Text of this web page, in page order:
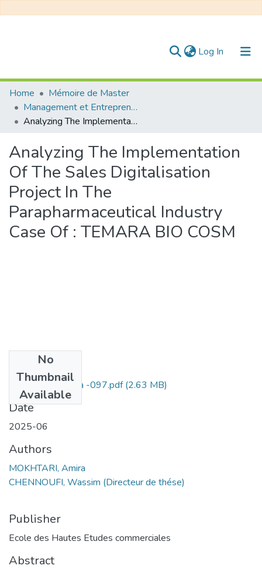
Log In (current)
Communities & Collections
All of DSpace
Home
Mémoire de Master
Management et Entrepreneuriat
Analyzing The Implementation Of The Sales Digitalisation Project In The Parapharmaceutical Industry Case Of : TEMARA BIO COSM
Analyzing The Implementation
Of The Sales Digitalisation
Project In The
Parapharmaceutical Industry
Case Of : TEMARA BIO COSM
No
Thumbnail
Available
MOKHTARI Amira -097.pdf(2.63 MB)
Date
2025-06
Authors
MOKHTARI, Amira
CHENNOUFI, Wassim (Directeur de thése)
Publisher
Ecole des Hautes Etudes commerciales
Abstract